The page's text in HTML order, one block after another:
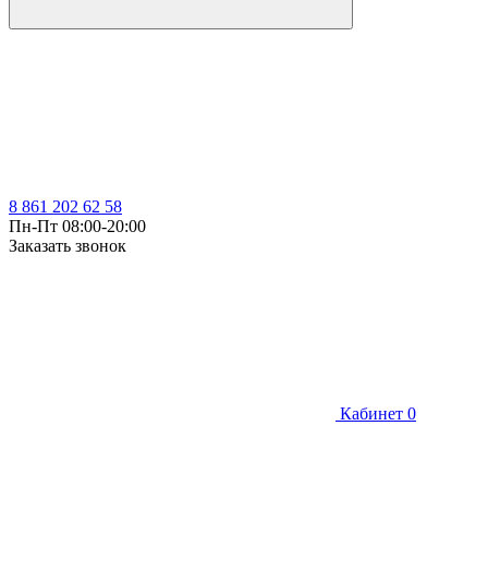
8 861 202 62 58
Пн-Пт 08:00-20:00
Заказать звонок
Кабинет 0